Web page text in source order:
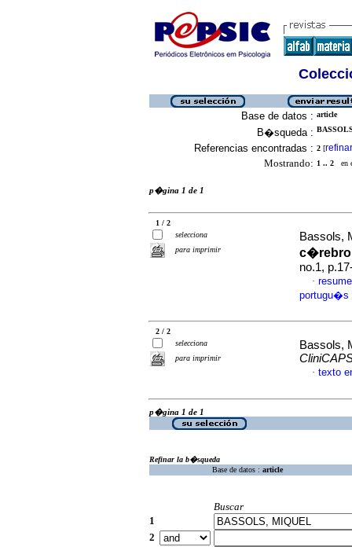
Base de datos : article
B�squeda :
Referencias encontradas : 2 [refinar
Mostrando: 1 .. 2 en
p�gina 1 de 1
1 / 2
selecciona
para imprimir
Bassols,
c�rebro
no.1,
·
portugu�s
2 / 2
selecciona
para imprimir
Bassols,
· texto
p�gina 1 de 1
Refinar la b�squeda
Base de datos : article
Buscar
1
2